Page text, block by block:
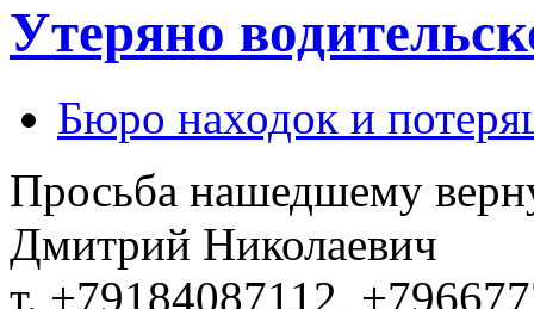
Утеряно
Бюро находок и
Просьба нашедшему
Дмитрий Николаевич
т. +79184087112,